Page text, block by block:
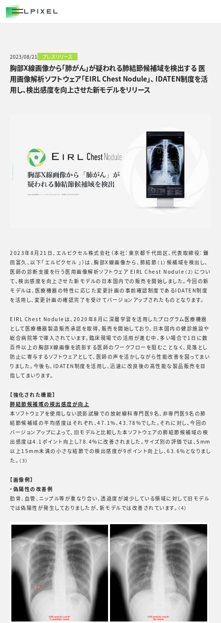
COMPANY
経営メンバー
エルピクセルの歴史
会社概要
NEWS/OUT COME
BLOG
2023/08/21 プレスリリース
胸部X線画像から「肺がん」が疑われる肺結節候補域を検出する 医
用画像解析ソフトウェア「EIRL Chest Nodule」、 IDATEN制度を活
用し、検出感度を向上させた新モデルをリリース
2023年8月21日、エルピクセル株式会社（本社：東京都千代田区、代表取締役：鎌
田富久、以下「エルピクセル 」）は、胸部X線画像から、肺結節 （1） 候補域を検出し、
医師の診断支援を行う医用画像解析ソフトウェア EIRL Chest Nodule （2） につい
て、検出感度を向上させた新モデルの日本国内での販売を開始しました。今回の新
モデルは、医療機器の特性に応じた変更計画の事前確認制度であるIDATEN制度
を活用し、変更計画の確認完了を受けてバージョンアップされたものとなります。
EIRL Chest Noduleは、2020年8月に深層学習を活用したプログラム医療機器
として医療機器製造販売承認を取得、販売を開始しており、日本国内の健診施設や
総合病院等で導入されています。臨床現場での活用が進む中、多い場合で1日に数
百件以上の胸部X線画像を読影する医師のワークフローを阻むことなく、見落とし
防止に寄与するソフトウェアとして、医師の声を活かしながら性能改善を図ってまい
りました。今後も、IDATEN制度を活用し、迅速に改良後の高性能な製品販売を目
指してまいります。
【強化された機能】
肺結節候補域の検出感度が向上
本ソフトウェアを使用しない読影試験での放射線科専門医9名、非専門医9名の肺
結節候補域の平均感度はそれぞれ、47.1%、43.78%でした。それに対し、今回の
バージョンアップによって、旧モデルと比較した本ソフトウェアの肺結節候補域の検
出感度は4.1ポイント向上し78.4%に改善されました。サイズ別の評価では、5mm
以上15mm未満の小さな結節での検出感度が9ポイント向上し、63.6%となりまし
た。 （3）
【画像例】
・偽陽性の改善例
肋骨、血管、ニップル等が重なり合い、透過度が減少している領域に対して旧モデル
では偽陽性が発生しておりましたが、新モデルでは改善されています。 （4）